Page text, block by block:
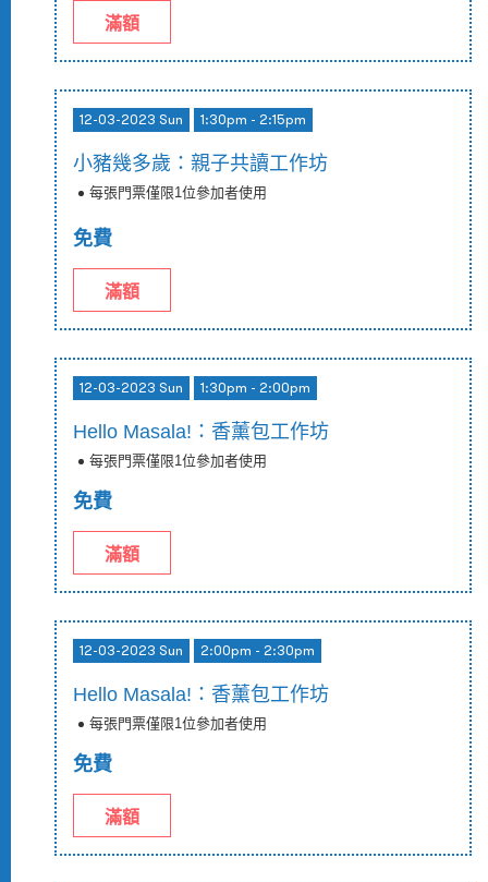
滿額
12-03-2023 Sun 1:30pm - 2:15pm
小豬幾多歲：親子共讀工作坊
每張門票僅限1位參加者使用
免費
滿額
12-03-2023 Sun 1:30pm - 2:00pm
Hello Masala!：香薰包工作坊
每張門票僅限1位參加者使用
免費
滿額
12-03-2023 Sun 2:00pm - 2:30pm
Hello Masala!：香薰包工作坊
每張門票僅限1位參加者使用
免費
滿額